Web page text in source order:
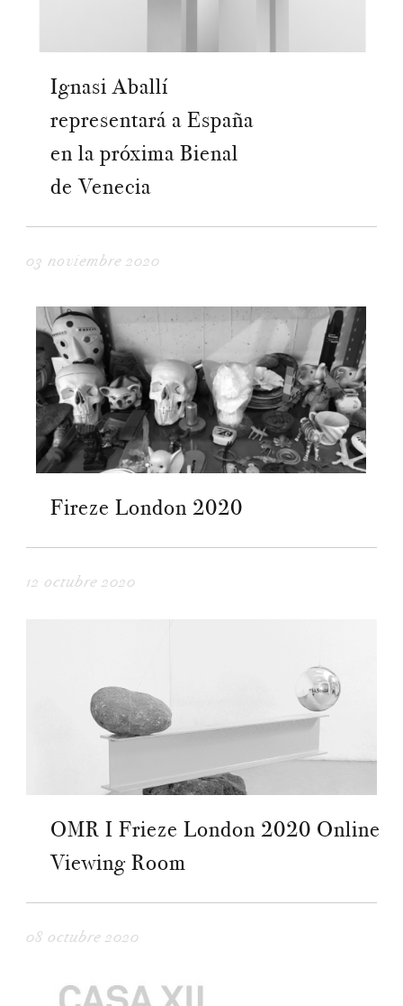
Ignasi Aballí
representará a España
en la próxima Bienal
de Venecia
03 noviembre 2020
Fireze London 2020
12 octubre 2020
OMR I Frieze London 2020 Online
Viewing Room
08 octubre 2020